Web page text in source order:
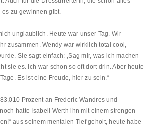
es zu gewinnen gibt.
unglaublich. Heute war unser Tag. Wir
zusammen. Wendy war wirklich total cool,
Sie sagt einfach: ,Sag mir, was ich machen
sie es. Ich war schon so oft dort drin. Aber heute
Es ist eine Freude, hier zu sein.“
Prozent an Frederic Wandres und
hatte Isabell Werth ihn mit einem strengen
aus seinem mentalen Tief geholt, heute habe